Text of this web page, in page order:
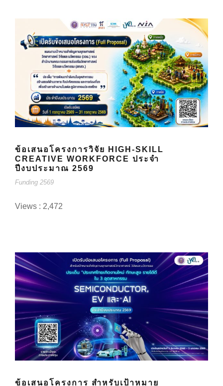
ข้อเสนอโครงการวิจัย HIGH-SKILL
CREATIVE WORKFORCE ประจำ
ปีงบประมาณ 2569
Funding 2569
Views : 2,472
ข้อเสนอโครงการ สำหรับเป้าหมาย